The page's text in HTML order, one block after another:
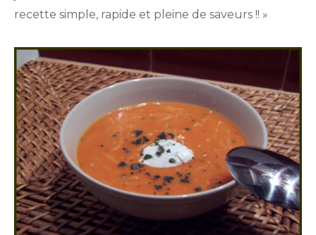
recette simple, rapide et pleine de saveurs !! »